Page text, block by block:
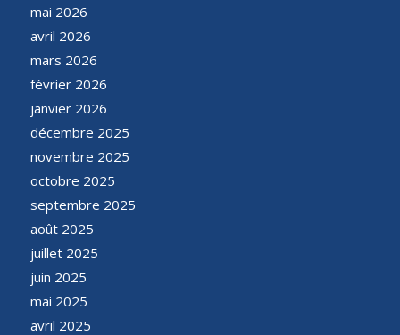
mai 2026
avril 2026
mars 2026
février 2026
janvier 2026
décembre 2025
novembre 2025
octobre 2025
septembre 2025
août 2025
juillet 2025
juin 2025
mai 2025
avril 2025